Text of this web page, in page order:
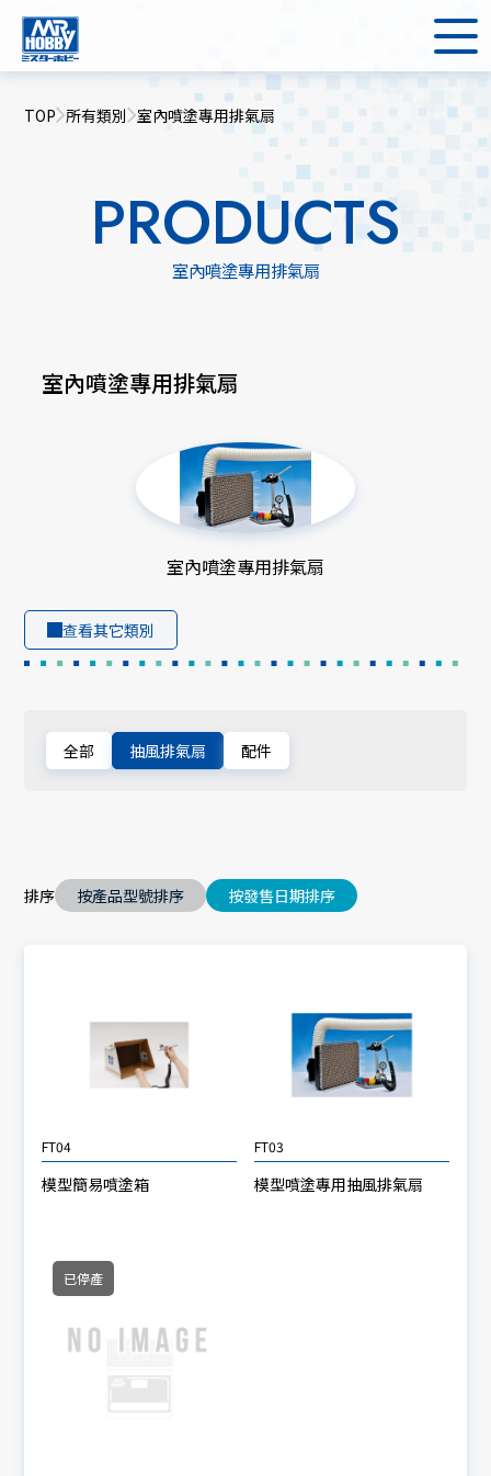
TOP 所有類別 室內噴塗專用排氣扇
PRODUCTS
室內噴塗專用排氣扇
室內噴塗專用排氣扇
室內噴塗專用排氣扇
查看其它類別
全部 抽風排氣扇 配件
排序 按產品型號排序 按發售日期排序
FT04
模型簡易噴塗箱
FT03
模型噴塗專用抽風排氣扇
已停產